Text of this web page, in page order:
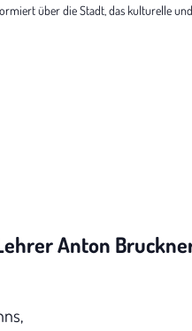
über die Stadt, das kulturelle
Anton